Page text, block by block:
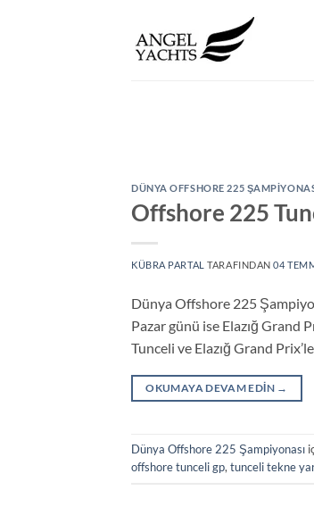
DÜNYA OFFSHORE 225
Offshore 225
KÜBRA PARTAL TARAFINDAN 04
Dünya Offshore 225
Pazar günü ise Elazığ Grand
Tunceli ve Elazığ Grand
OKUMAYA DEVAM EDIN →
Dünya Offshore 225 Şampiyonası
offshore tunceli gp, tunceli tekne